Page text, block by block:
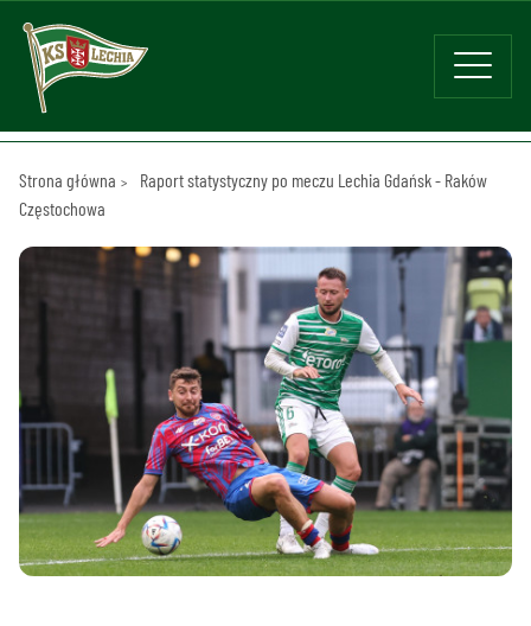
Strona główna
Raport statystyczny po meczu Lechia Gdańsk - Raków
Częstochowa